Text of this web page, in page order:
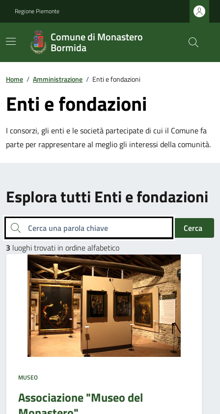
Regione Piemonte
Comune di Monastero
Bormida
Home / Amministrazione / Enti e fondazioni
Enti e fondazioni
I consorzi, gli enti e le società partecipate di cui il Comune fa
parte per rappresentare al meglio gli interessi della comunità.
Esplora tutti Enti e fondazioni
Cerca una parola chiave
Cerca
3 luoghi trovati in ordine alfabetico
MUSEO
Associazione "Museo del